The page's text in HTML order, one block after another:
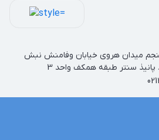
میدان هروی خیابان وفامنش نبش
پانیذ سنتر طبقه همکف واحد 3